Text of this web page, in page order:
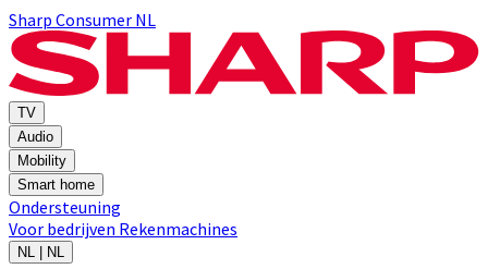
Sharp Consumer NL
TV
Audio
Mobility
Smart home
Ondersteuning
Voor bedrijven Rekenmachines
NL | NL